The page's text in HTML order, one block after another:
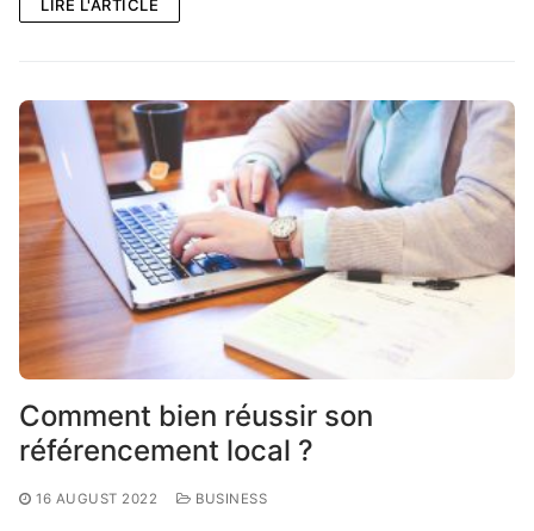
LIRE L'ARTICLE
Comment bien réussir son
référencement local ?
16 AUGUST 2022 BUSINESS